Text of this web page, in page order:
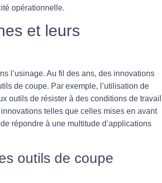
opérationnelle.
et leurs
l’usinage. Au fil des ans, des innovations
de coupe. Par exemple, l’utilisation de
outils de résister à des conditions de travail
telles que celles mises en avant
répondre à une multitude d’applications
outils de coupe